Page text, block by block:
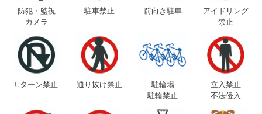
防犯・監視
カメラ
駐車禁止 前向き駐車
アイドリング
禁止
Uターン禁止 通り抜け禁止
駐輪場
駐輪禁止
立入禁止
不法侵入